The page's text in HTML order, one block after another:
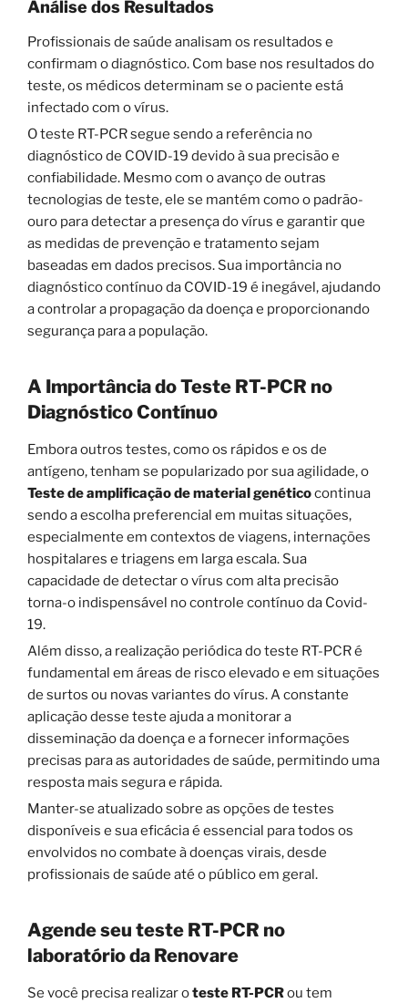
Análise dos Resultados
Profissionais de saúde analisam os resultados e
confirmam o diagnóstico. Com base nos resultados do
teste, os médicos determinam se o paciente está
infectado com o vírus.
O teste RT-PCR segue sendo a referência no
diagnóstico de COVID-19 devido à sua precisão e
confiabilidade. Mesmo com o avanço de outras
tecnologias de teste, ele se mantém como o padrão-
ouro para detectar a presença do vírus e garantir que
as medidas de prevenção e tratamento sejam
baseadas em dados precisos. Sua importância no
diagnóstico contínuo da COVID-19 é inegável, ajudando
a controlar a propagação da doença e proporcionando
segurança para a população.
A Importância do Teste RT-PCR no
Diagnóstico Contínuo
Embora outros testes, como os rápidos e os de
antígeno, tenham se popularizado por sua agilidade, o
Teste de amplificação de material genéticocontinua
sendo a escolha preferencial em muitas situações,
especialmente em contextos de viagens, internações
hospitalares e triagens em larga escala. Sua
capacidade de detectar o vírus com alta precisão
torna-o indispensável no controle contínuo da Covid-
19.
Além disso, a realização periódica do teste RT-PCR é
fundamental em áreas de risco elevado e em situações
de surtos ou novas variantes do vírus. A constante
aplicação desse teste ajuda a monitorar a
disseminação da doença e a fornecer informações
precisas para as autoridades de saúde, permitindo uma
resposta mais segura e rápida.
Manter-se atualizado sobre as opções de testes
disponíveis e sua eficácia é essencial para todos os
envolvidos no combate à doenças virais, desde
profissionais de saúde até o público em geral.
Agende seu teste RT-PCR no
laboratório da Renovare
Se você precisa realizar oteste RT-PCRou tem